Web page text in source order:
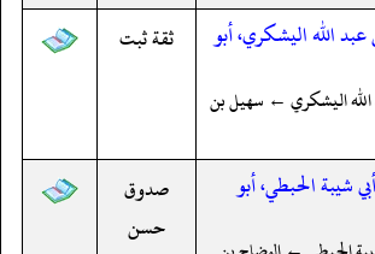
الله اليشكري، أبو
الله اليشكري ← سهيل بن
ثقة ثبت
شيبة الحبطي، أبو
صدوق
حسن